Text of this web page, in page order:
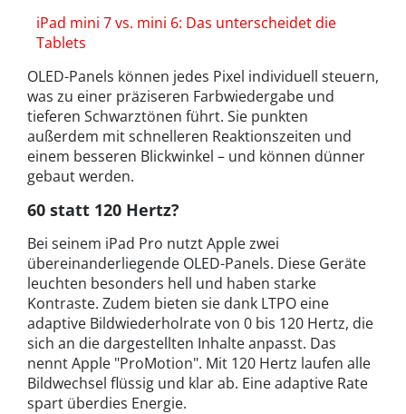
iPad mini 7 vs. mini 6: Das unterscheidet die
Tablets
OLED-Panels können jedes Pixel individuell steuern,
was zu einer präziseren Farbwiedergabe und
tieferen Schwarztönen führt. Sie punkten
außerdem mit schnelleren Reaktionszeiten und
einem besseren Blickwinkel – und können dünner
gebaut werden.
60 statt 120 Hertz?
Bei seinem iPad Pro nutzt Apple zwei
übereinanderliegende OLED-Panels. Diese Geräte
leuchten besonders hell und haben starke
Kontraste. Zudem bieten sie dank LTPO eine
adaptive Bildwiederholrate von 0 bis 120 Hertz, die
sich an die dargestellten Inhalte anpasst. Das
nennt Apple "ProMotion". Mit 120 Hertz laufen alle
Bildwechsel flüssig und klar ab. Eine adaptive Rate
spart überdies Energie.